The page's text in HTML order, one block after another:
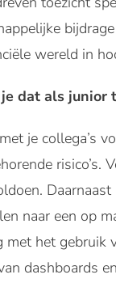
wereld in
dat als junior
je collega’s
risico’s.
naar een op
met het gebruik
dashboards